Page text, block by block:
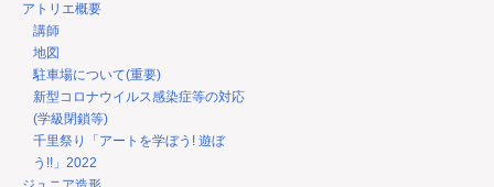
アトリエ概要
講師
地図
駐車場について(重要)
新型コロナウイルス感染症等の対応
(学級閉鎖等)
千里祭り「アートを学ぼう! 遊ぼ
う!!」2022